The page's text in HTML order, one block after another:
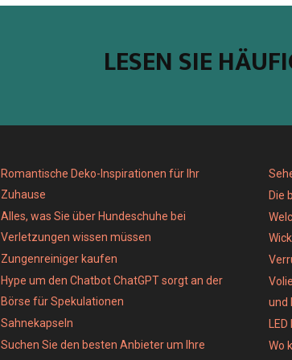
LESEN SIE
Romantische Deko-Inspirationen für Ihr
Zuhause
Alles, was Sie über Hundeschuhe bei
Verletzungen wissen müssen
Zungenreiniger kaufen
Hype um den Chatbot ChatGPT sorgt an der
Börse für Spekulationen
Sahnekapseln
Suchen Sie den besten Anbieter um Ihre
Die
und
Wo